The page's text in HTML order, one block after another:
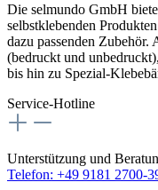
Die selmundo GmbH
selbstklebenden
dazu passenden Zubehör.
(bedruckt und
bis hin zu Spezial-
Service-Hotline
Unterstützung und
Telefon: +49 9181 2700-